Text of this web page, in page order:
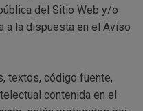
del Sitio Web y/o
a la dispuesta en el Aviso
textos, código fuente,
contenida en el